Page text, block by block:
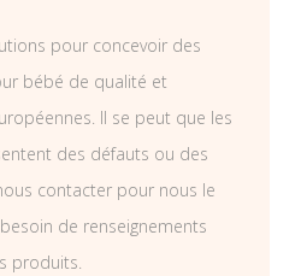
pour concevoir des
bébé de qualité et
Il se peut que les
des défauts ou des
contacter pour nous le
de renseignements
produits.